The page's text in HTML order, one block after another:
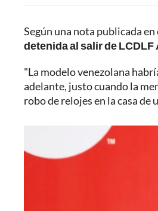
Según una nota publicada
detenida al salir de
"La modelo venezolana
adelante, justo cuando la
robo de relojes en la casa